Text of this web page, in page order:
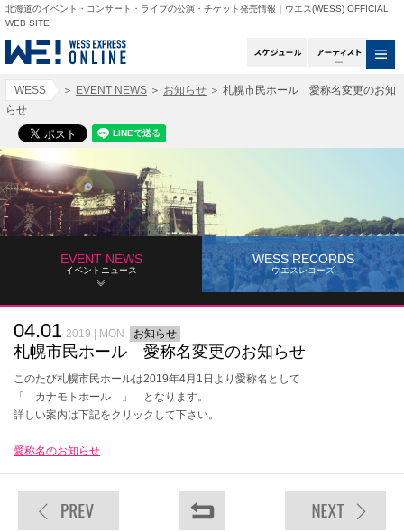
北海道のイベント・コンサート・ライブの公演・チケット発売情報｜ウエス(WESS) OFFICIAL
WEB SITE
スケジュールアー
WESS ＞ EVENT NEWS ＞ お知らせ ＞ 札幌市民ホール 愛称名変更のお知
らせ
EVENT NEWS
イベントニュース
WESS RECORDS
ウエスレコーズ
04.01 2019 | MON お知らせ
札幌市民ホール 愛称名変更のお知らせ
このたび札幌市民ホールは2019年4月1日より愛称名として
「 カナモトホール 」 となります。
詳しい案内は下記をクリックして下さい。
愛称名のお知らせ